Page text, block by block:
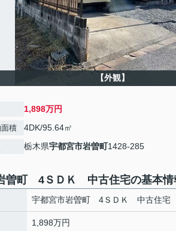
【外観】
1,898万円
積 4DK/95.64㎡
栃木県宇都宮市岩曽町1428-285
曽町 4ＳＤＫ 中古住宅の基本情
宇都宮市岩曽町 4ＳＤＫ 中古住宅
1,898万円